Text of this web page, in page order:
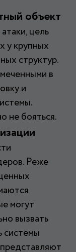
объект
цель
у крупных
структур.
в
и
не бояться.
Реже
могут
вызвать
системы